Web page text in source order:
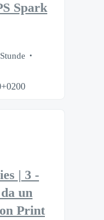
Spark
| 3 -
un
Print